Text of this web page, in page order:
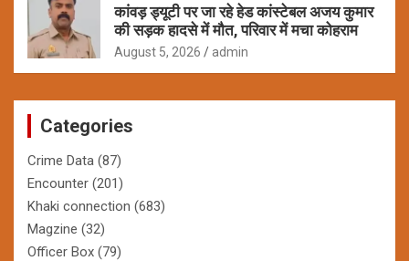
कांवड़ ड्यूटी पर जा रहे हेड कांस्टेबल अजय कुमार
की सड़क हादसे में मौत, परिवार में मचा कोहराम
August 5, 2026 admin
Categories
Crime Data (87)
Encounter (201)
Khaki connection (683)
Magzine (32)
Officer Box (79)